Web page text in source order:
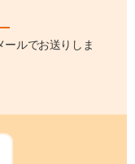
ルでお送りしま